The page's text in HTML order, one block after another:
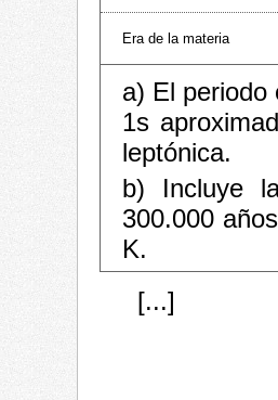
Era de la materia
a) El periodo
1s
leptónica.
b) Incluye
300.000
K.
[...]